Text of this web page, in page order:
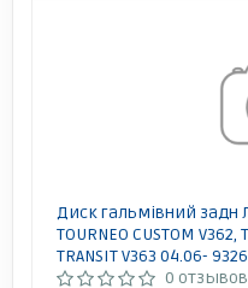
Диск гальмівний задн
TOURNEO CUSTOM V362,
TRANSIT V363 04.06-
0 отзывов